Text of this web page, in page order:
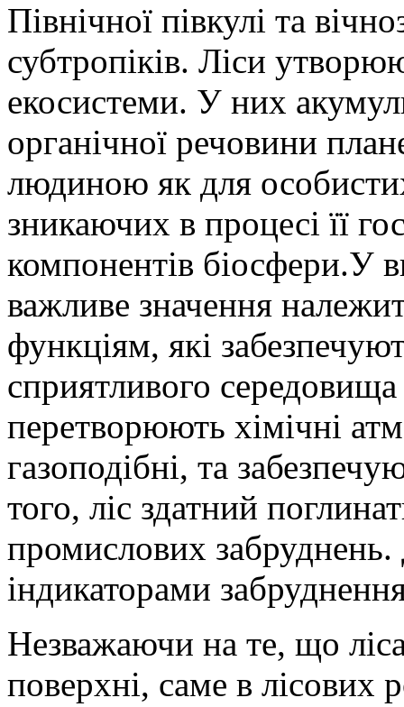
Пів­нічної півкулі та
субтропіків. Ліси
екосистеми. У них
органічної речовини
людиною як для
зникаючих в процесі її
компонентів біосфери.У
важливе значення
функціям, які
сприятливого
перетворюють хімічні
газоподібні, та
того, ліс здатний
промислових
індикаторами
Незважаючи на те, що
поверхні, саме в